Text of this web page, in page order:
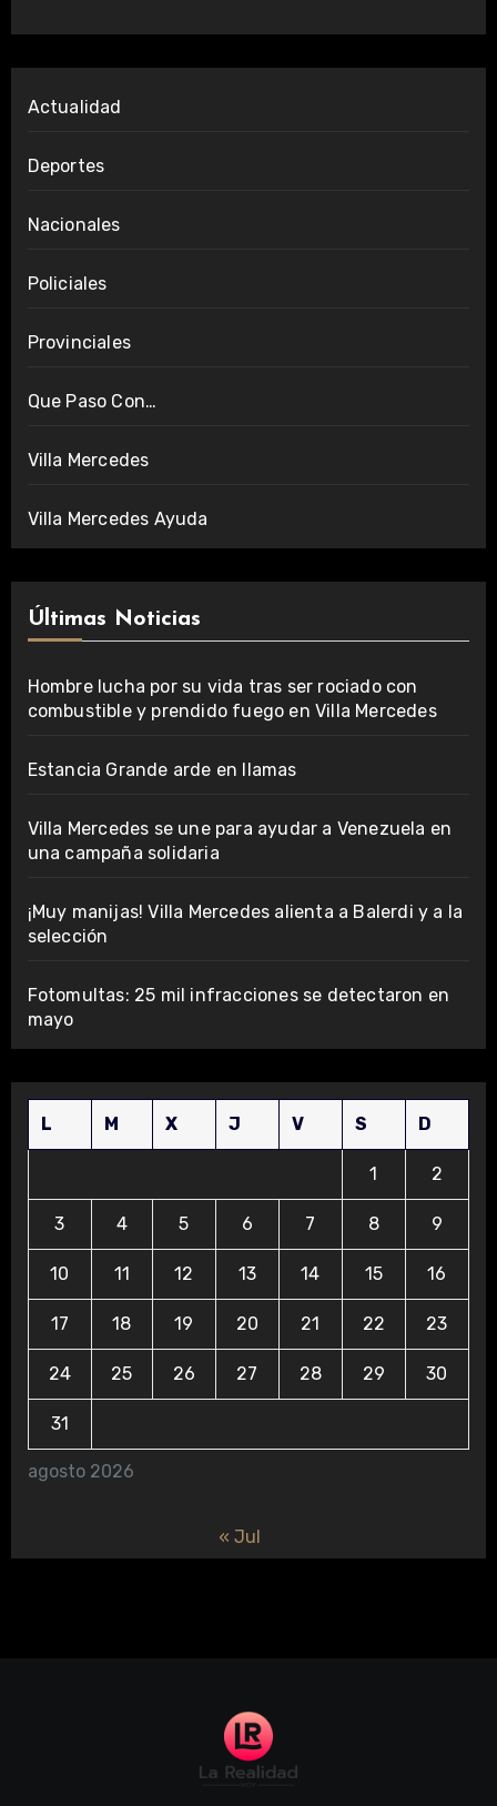
Actualidad
Deportes
Nacionales
Policiales
Provinciales
Que Paso Con…
Villa Mercedes
Villa Mercedes Ayuda
Últimas Noticias
Hombre lucha por su vida tras ser rociado con
combustible y prendido fuego en Villa Mercedes
Estancia Grande arde en llamas
Villa Mercedes se une para ayudar a Venezuela en
una campaña solidaria
¡Muy manijas! Villa Mercedes alienta a Balerdi y a la
selección
Fotomultas: 25 mil infracciones se detectaron en
mayo
agosto 2026
L M X J V S D
1 2
3 4 5 6 7 8 9
10 11 12 13 14 15 16
17 18 19 20 21 22 23
24 25 26 27 28 29 30
31
« Jul